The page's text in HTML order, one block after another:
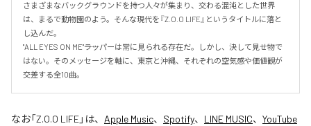
さまざまなバックグラウンドを持つ人々が集まり、交わる混沌とした世界
は、まるで動物園のよう。そんな現代を『Z.O.O LIFE』というタイトルに落と
し込んだ。
"ALL EYES ON ME"――ラッパーは常に見られる存在だ。しかし、決して見せ物で
はない。そのメッセージを軸に、東京と沖縄、それぞれの空気感や価値観が
交差する全10曲。
なお「Z.O.O LIFE」は、 Apple Music、 Spotify、 LINE MUSIC、 YouTube